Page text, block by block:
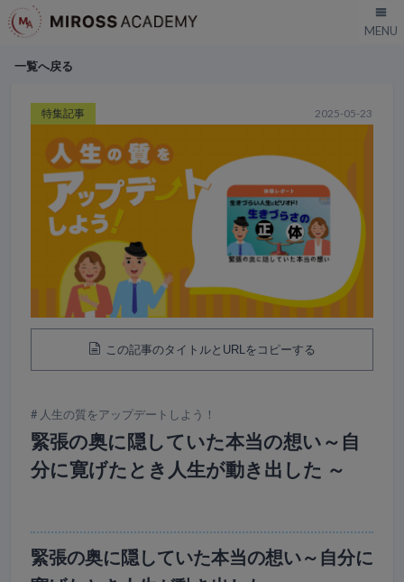
一覧へ戻る
2025-05-23
特集記事
この記事のタイトルとURLをコピーする
人生の質をアップデートしよう！
緊張の奥に隠していた本当の想い～自
分に寛げたとき人生が動き出した ～
緊張の奥に隠していた本当の想い～自分に